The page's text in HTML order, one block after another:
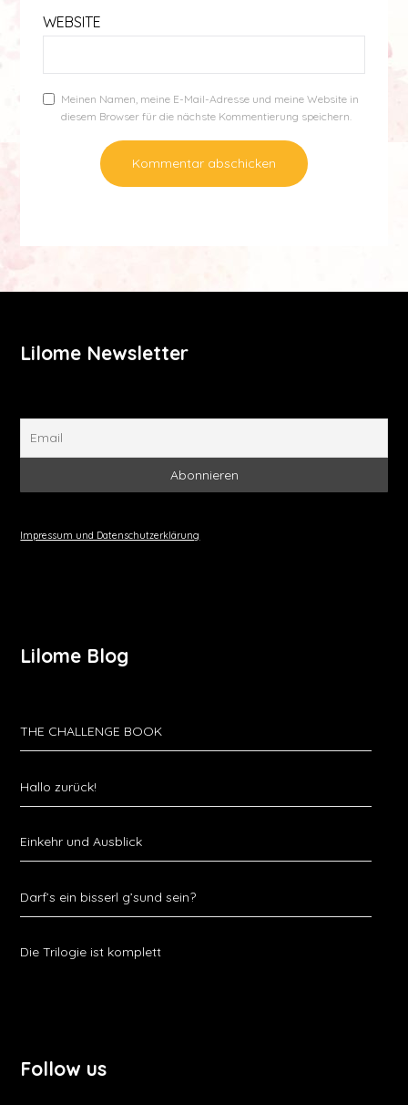
WEBSITE
Meinen Namen, meine E-Mail-Adresse und meine Website in
diesem Browser für die nächste Kommentierung speichern.
Lilome Newsletter
Impressum und Datenschutzerklärung
Lilome Blog
THE CHALLENGE BOOK
Hallo zurück!
Einkehr und Ausblick
Darf’s ein bisserl g’sund sein?
Die Trilogie ist komplett
Follow us